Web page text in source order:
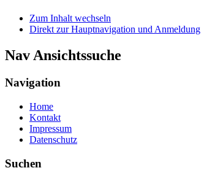
Zum Inhalt wechseln
Direkt zur Hauptnavigation und Anmeldung
Nav Ansichtssuche
Navigation
Home
Kontakt
Impressum
Datenschutz
Suchen